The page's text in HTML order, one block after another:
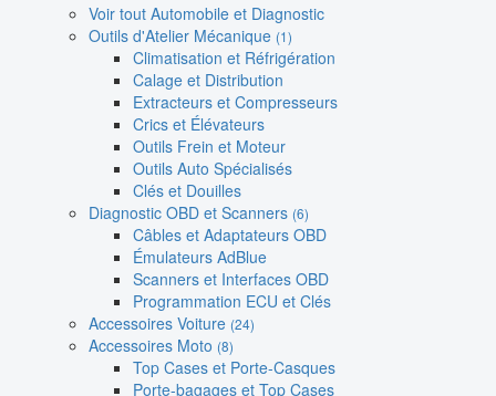
Voir tout Automobile et Diagnostic
Outils d'Atelier Mécanique (1)
Climatisation et Réfrigération
Calage et Distribution
Extracteurs et Compresseurs
Crics et Élévateurs
Outils Frein et Moteur
Outils Auto Spécialisés
Clés et Douilles
Diagnostic OBD et Scanners (6)
Câbles et Adaptateurs OBD
Émulateurs AdBlue
Scanners et Interfaces OBD
Programmation ECU et Clés
Accessoires Voiture (24)
Accessoires Moto (8)
Top Cases et Porte-Casques
Porte-bagages et Top Cases